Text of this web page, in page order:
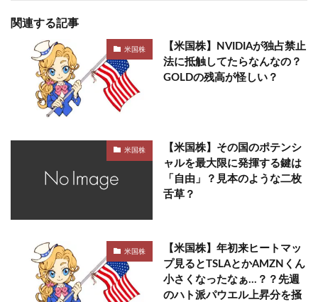
関連する記事
米国株
【米国株】NVIDIAが独占禁止
法に抵触してたらなんなの？
GOLDの残高が怪しい？
米国株
【米国株】その国のポテンシ
ャルを最大限に発揮する鍵は
「自由」？見本のような二枚
舌草？
米国株
【米国株】年初来ヒートマッ
プ見るとTSLAとかAMZNくん
小さくなったなぁ…？？先週
のハト派パウエル上昇分を掻